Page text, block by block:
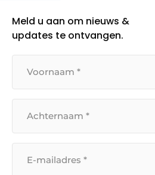
Meld u aan om nieuws &
updates te ontvangen.